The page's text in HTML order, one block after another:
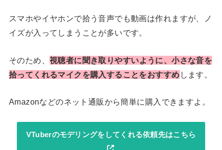
スマホやイヤホンで拾う音声でも動画は作れますが、ノ
イズが入ってしまうことが多いです。
そのため、 視聴者に聞き取りやすいように、小さな音を
拾ってくれるマイクを購入することをおすすめ します。
Amazonなどのネット通販から簡単に購入できますよ。
VTuberのモデリングをしてくれる依頼先はこちら